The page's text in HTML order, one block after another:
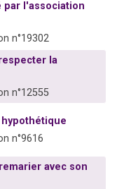
l'association
n°19302
la
n°12555
n°9616
avec son